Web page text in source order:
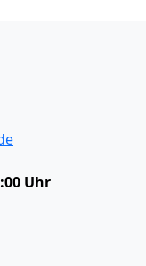
Uhr